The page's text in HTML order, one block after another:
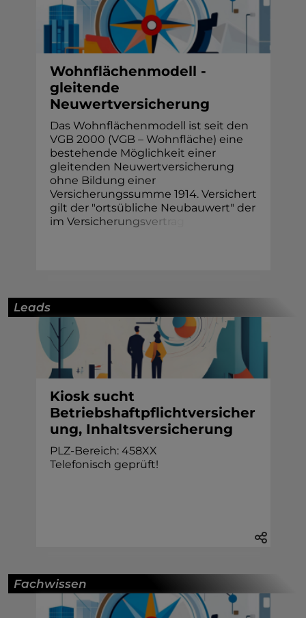
Wohnflächenmodell -
gleitende
Neuwertversicherung
Das Wohnflächenmodell ist seit den
VGB 2000 (VGB – Wohnfläche) eine
bestehende Möglichkeit einer
gleitenden Neuwertversicherung
ohne Bildung einer
Versicherungssumme 1914. Versichert
gilt der "ortsübliche Neubauwert" der
im Versicherungsvertr
Leads
Kiosk sucht
Betriebshaftpflichtversicher
ung, Inhaltsversicherung
PLZ-Bereich: 458XX
Telefonisch geprüft!
Fachwissen